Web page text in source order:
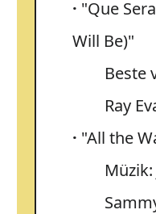
"Que
Will Be)"
Beste
Ray
"All the